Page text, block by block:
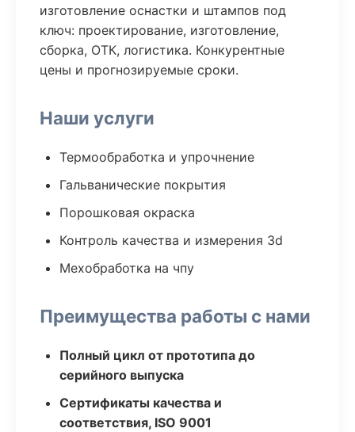
изготовление оснастки и штампов под
ключ: проектирование, изготовление,
сборка, ОТК, логистика. Конкурентные
цены и прогнозируемые сроки.
Наши услуги
Термообработка и упрочнение
Гальванические покрытия
Порошковая окраска
Контроль качества и измерения 3d
Мехобработка на чпу
Преимущества работы с нами
Полный цикл от прототипа до
серийного выпуска
Сертификаты качества и
соответствия, ISO 9001